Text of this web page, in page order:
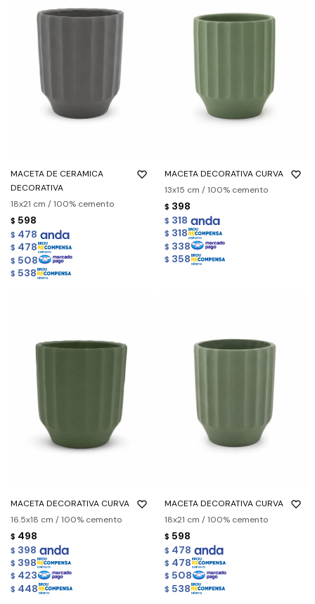
MACETA DE CERAMICA
DECORATIVA
18x21 cm / 100% cemento
$ 598
$ 478
$ 478
$ 508
$ 538
MACETA DECORATIVA CURVA
13x15 cm / 100% cemento
$ 398
$ 318
$ 318
$ 338
$ 358
MACETA DECORATIVA CURVA
16.5x18 cm / 100% cemento
$ 498
$ 398
$ 398
$ 423
$ 448
MACETA DECORATIVA CURVA
18x21 cm / 100% cemento
$ 598
$ 478
$ 478
$ 508
$ 538